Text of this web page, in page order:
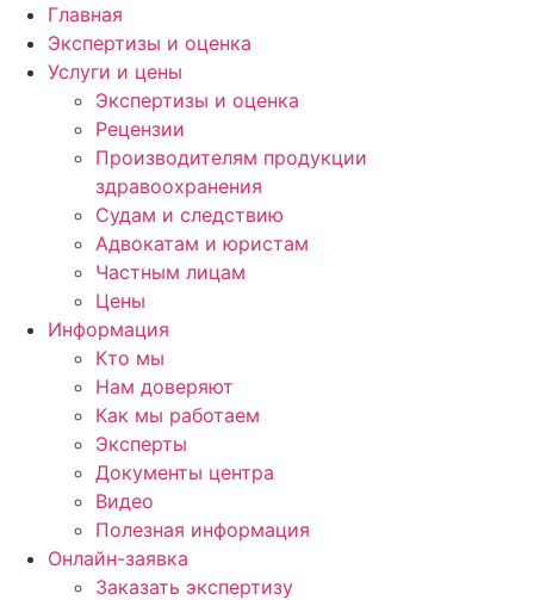
Главная
Экспертизы и оценка
Услуги и цены
Экспертизы и оценка
Рецензии
Производителям продукции
здравоохранения
Судам и следствию
Адвокатам и юристам
Частным лицам
Цены
Информация
Кто мы
Нам доверяют
Как мы работаем
Эксперты
Документы центра
Видео
Полезная информация
Онлайн-заявка
Заказать экспертизу